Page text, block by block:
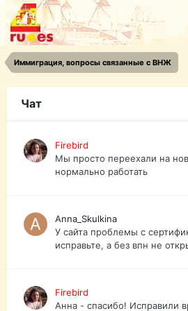
Иммиграция, вопросы связанные с ВНЖ
Чат
urist.dokument@gmail.com
Телеграмм @uristpassua
Firebird
Друзья - из России без VPN
Firebird
Мы просто переехали на
нормально работать
Anna_Skulkina
У сайта проблемы с
исправьте, а без впн не
Firebird
Анна - спасибо! Исправили